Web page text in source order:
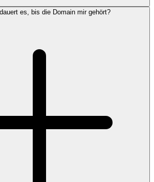
es, bis die Domain mir gehört?